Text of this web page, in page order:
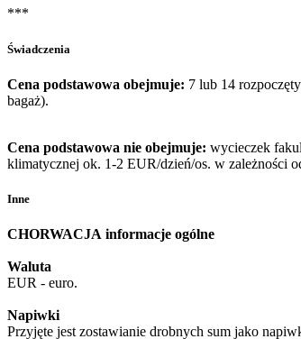
***
Świadczenia
Cena podstawowa obejmuje: 7 lub 14
bagaż).
Cena podstawowa nie obejmuje: wycieczek
klimatycznej ok. 1-2 EUR/dzień/os. w zależności
Inne
CHORWACJA informacje ogólne
Waluta
EUR - euro.
Napiwki
Przyjęte jest zostawianie drobnych sum jako